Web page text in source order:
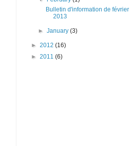
Bulletin d'information de février
2013
►January(3)
► 2012 (16)
► 2011 (6)